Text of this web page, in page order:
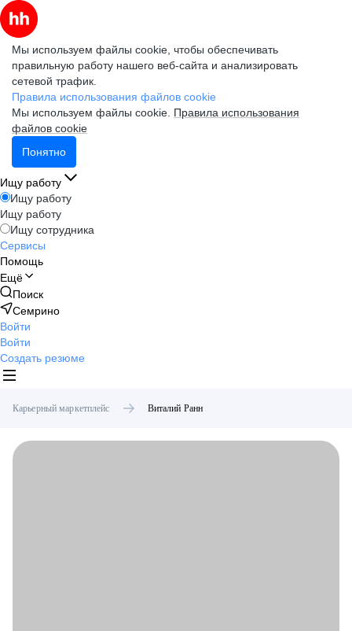
Мы используем файлы cookie, чтобы обеспечивать
правильную работу нашего веб-сайта и анализировать
сетевой трафик.
Правила использования файлов cookie
Мы используем файлы cookie. Правила использования
файлов cookie
Понятно
Ищу работу
Ищу работу
Ищу работу
Ищу сотрудника
Сервисы
Помощь
Ещё
Поиск
Семрино
Войти
Войти
Создать резюме
Карьерный маркетплейс Виталий Ранн